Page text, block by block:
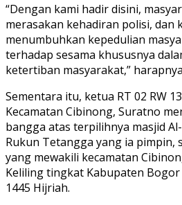
“Dengan kami hadir disini,
merasakan kehadiran polisi, dan
menumbuhkan kepedulian
terhadap sesama khususnya
ketertiban masyarakat,”
Sementara itu, ketua RT 02 RW
Kecamatan Cibinong, Suratno
bangga atas terpilihnya masjid
Rukun Tetangga yang ia pimpin,
yang mewakili kecamatan
Keliling tingkat Kabupaten Bogor
1445 Hijriah.